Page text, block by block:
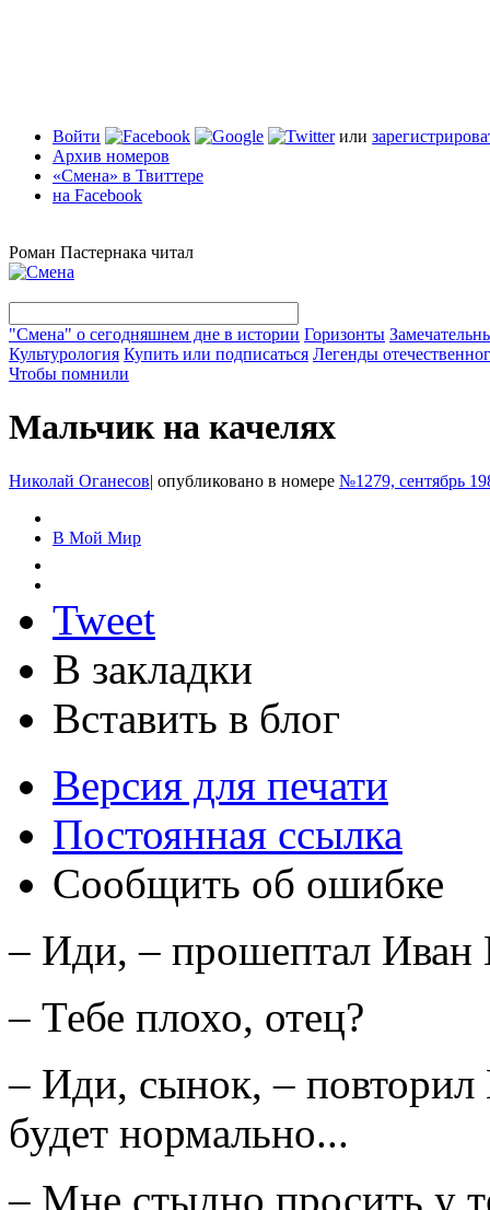
Войти или
Архив номеров
«Смена» в Твиттере
на Facebook
Роман Пастернака читал
"Смена" о сегодняшнем дне в истории Горизонты
Культурология Купить или подписаться Легенды
Чтобы помнили
Мальчик на качелях
Николай Оганесов| опубликовано в номере №1279, сентябрь
В Мой Мир
Tweet
В закладки
Вставить в блог
Версия для печати
Постоянная ссылка
Сообщить об ошибке
– Иди, – прошептал Иван
– Тебе плохо, отец?
– Иди, сынок, –
будет нормально...
– Мне стыдно просить у